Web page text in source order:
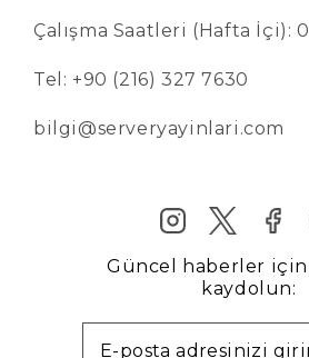
Çalışma Saatleri (Hafta İçi):
Tel: +90 (216) 327 7630
bilgi@serveryayinlari.com
Güncel haberler
kaydolun: